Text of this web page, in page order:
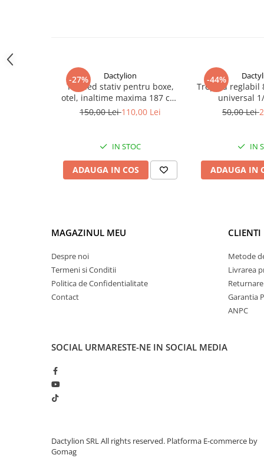
-27% Dactylion
Trepied stativ pentru boxe,
otel, inaltime maxima 187 cm,
greutate suportata 60 kg, negru
150,00 Lei110,00 Lei
IN STOC
ADAUGA IN COS
-44%
Trepied reglabil
universal
50,00 Lei
IN
ADAUGA IN
MAGAZINUL MEU
Despre noi
Termeni si Conditii
Politica de Confidentialitate
Contact
CLIENTI
Metode
Livrarea
Garantia
ANPC
SOCIAL URMARESTE-NE IN SOCIAL MEDIA
Dactylion SRL All rights reserved. Platforma E-commerce by
Gomag